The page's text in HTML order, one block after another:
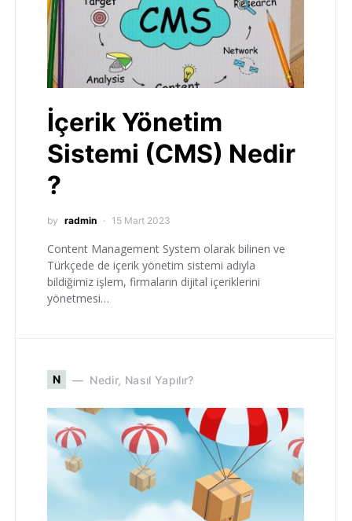
İçerik Yönetim
Sistemi (CMS) Nedir
?
by radmin 15 Mart 2023
Content Management System olarak bilinen ve
Türkçede de içerik yönetim sistemi adıyla
bildiğimiz işlem, firmaların dijital içeriklerini
yönetmesi…
N Nedir, Nasıl Yapılır?